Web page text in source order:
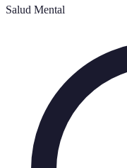
Salud Mental